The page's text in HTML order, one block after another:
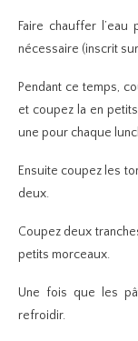
Faire chauffer
nécessaire (inscrit
Pendant ce temps,
et coupez la en
une pour chaque
Ensuite coupez les
deux.
Coupez deux
petits morceaux.
Une fois que les
refroidir.